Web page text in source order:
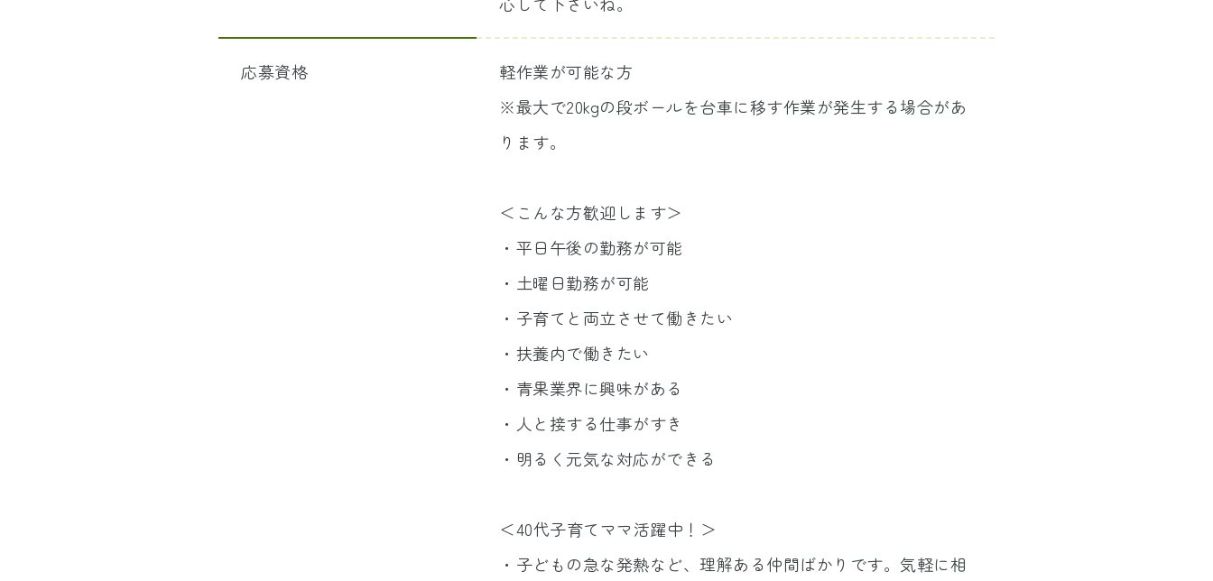
応募資格
軽作業が可能な方
※最大で20kgの段ボールを台車に移す作業が発生する場合があ
ります。
＜こんな方歓迎します＞
・平日午後の勤務が可能
・土曜日勤務が可能
・子育てと両立させて働きたい
・扶養内で働きたい
・青果業界に興味がある
・人と接する仕事がすき
・明るく元気な対応ができる
＜40代子育てママ活躍中！＞
・子どもの急な発熱など、理解ある仲間ばかりです。気軽に相